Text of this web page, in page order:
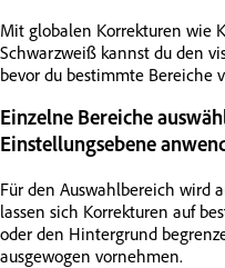
Mit globalen Korrekturen wie
Schwarzweiß kannst du den
bevor du bestimmte Bereiche
Einzelne Bereiche
Einstellungsebene
Für den Auswahlbereich wird
lassen sich Korrekturen auf
oder den Hintergrund
ausgewogen vornehmen.